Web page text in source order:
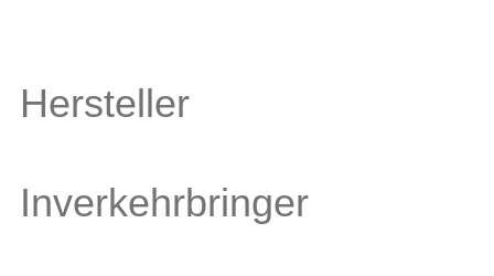
Hersteller
Inverkehrbringer